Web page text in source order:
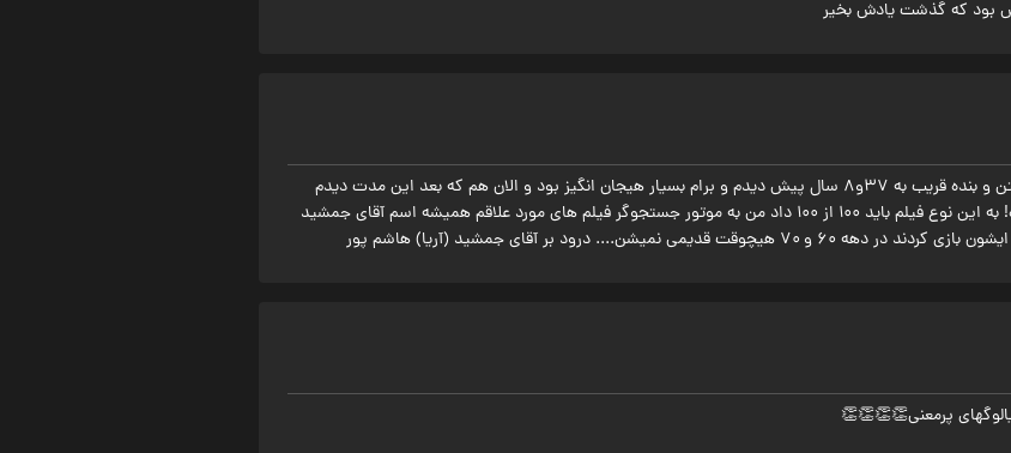
بود که گذشت یادش بخیر
این فیلم رو حدود ۴۰ سال پیش ساختن و بنده قریب به ۳۷و۸ سال پیش دیدم و برام بسیار هیجان انگیز بود و الان هم که بعد این مدت دیدم
چیزی از زیبایی و هیجان فیلم کم نشده! به این نوع فیلم باید ۱۰۰ از ۱۰۰ داد من به موتور جستجوگر فیلم های مورد علاقم همیشه اسم آقای جمشید
نمیشن.... درود بر آقای جمشید (آریا) هاشم پور
پرمعنی👏👏👏👏